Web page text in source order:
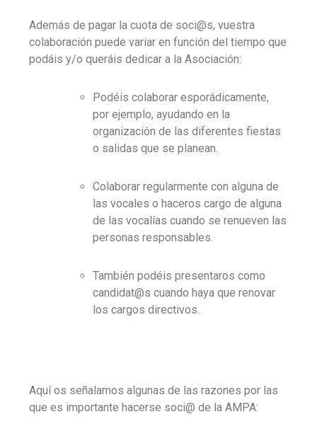
Además de pagar la cuota de soci@s, vuestra
colaboración puede variar en función del tiempo que
podáis y/o queráis dedicar a la Asociación:
Podéis colaborar esporádicamente,
por ejemplo, ayudando en la
organización de las diferentes fiestas
o salidas que se planean.
Colaborar regularmente con alguna de
las vocales o haceros cargo de alguna
de las vocalías cuando se renueven las
personas responsables.
También podéis presentaros como
candidat@s cuando haya que renovar
los cargos directivos.
Aquí­ os señalamos algunas de las razones por las
que es importante hacerse soci@ de la AMPA: